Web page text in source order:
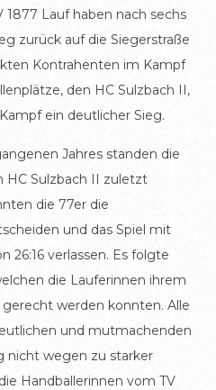
Lauf haben nach sechs
zurück auf die Siegerstraße
Kontrahenten im Kampf
den HC Sulzbach II,
ein deutlicher Sieg.
Jahres standen die
HC Sulzbach II zuletzt
die 77er die
und das Spiel mit
26:16 verlassen. Es folgte
die Lauferinnen ihrem
werden konnten. Alle
und mutmachenden
nicht wegen zu starker
Handballerinnen vom TV